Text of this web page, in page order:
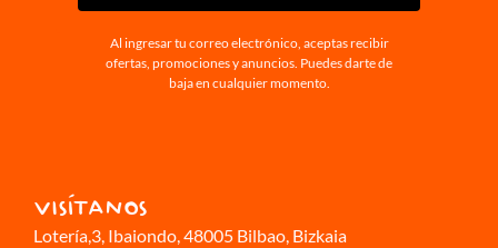
Al ingresar tu correo electrónico, aceptas recibir
ofertas, promociones y anuncios. Puedes darte de
baja en cualquier momento.
VISÍTANOS
Lotería,3, Ibaiondo, 48005 Bilbao, Bizkaia